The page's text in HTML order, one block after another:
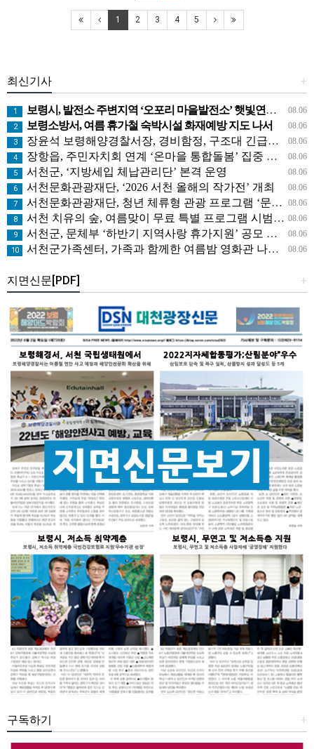
1 2 3 4 5
+
최신기사
08.06
1 보령시, 발전소 주변지역 ‘오포리 마을발전소’ 햇빛연금 시범모델 선보인다!
08.06
2 보령소방서, 여름 휴가철 숙박시설 화재예방 지도 나서
08.06
3 장윤석 보령해양경찰서장, 경비함정, 구조대 긴급대응태세 지휘관 현장점검
08.06
4 장항읍, 주민자치회 연계 ‘온마을 통합돌봄’ 집중 홍보
08.06
5 서천군, ‘지방세입 체납관리단’ 본격 운영
08.06
6 서천문화관광재단, ‘2026 서천 올해의 작가전’ 개최
08.06
7 서천문화관광재단, 청년 체류형 관광 프로그램 ‘문득, 서천’ 운영
08.06
8 서천 치유의 숲, 여름맞이 무료 특별 프로그램 시범 운영
08.06
9 서천군, 문체부 ‘하반기 지역사랑 휴가지원’ 공모 선정
08.06
10 서천군가족센터, 가족과 함께한 여름밤 영화관 나들이
+
지면신문[PDF]
+
구독하기